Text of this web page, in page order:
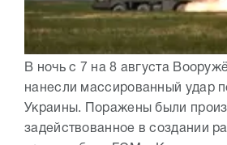
В ночь с 7 на 8 августа
нанесли массированный удар
Украины. Поражены были
задействованное в создании